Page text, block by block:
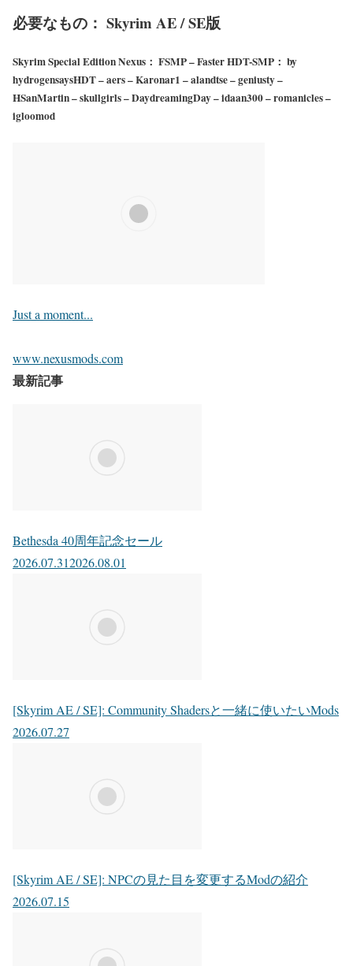
必要なもの： Skyrim AE / SE版
Skyrim Special Edition Nexus： FSMP – Faster HDT-SMP： by
hydrogensaysHDT – aers – Karonar1 – alandtse – geniusty –
HSanMartin – skullgirls – DaydreamingDay – idaan300 – romanicles –
igloomod
Just a moment...
www.nexusmods.com
最新記事
Bethesda 40周年記念セール
2026.07.312026.08.01
[Skyrim AE / SE]: Community Shadersと一緒に使いたいMods
2026.07.27
[Skyrim AE / SE]: NPCの見た目を変更するModの紹介
2026.07.15